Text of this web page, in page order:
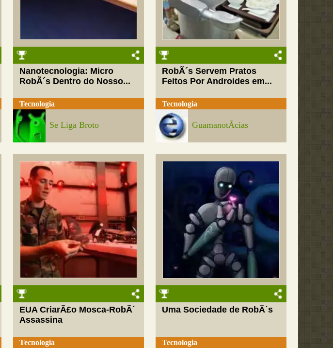
Nanotecnologia: Micro
RobÃ´s Dentro do Nosso...
Tecnologia
Se Liga Broto
RobÃ´s Servem Pratos
Feitos Por Androides em...
Tecnologia
GuamanotÃ­cias
EUA CriarÃ£o Mosca-RobÃ´
Assassina
Tecnologia
Uma Sociedade de RobÃ´s
Tecnologia